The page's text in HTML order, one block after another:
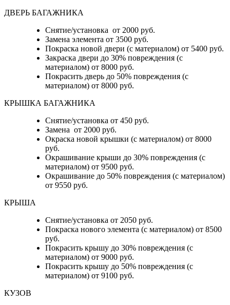
ДВЕРЬ БАГАЖНИКА
Снятие/установка от 2000 руб.
Замена элемента от 3500 руб.
Покраска новой двери (с материалом) от 5400 руб.
Закраска двери до 30% повреждения (с
материалом) от 8000 руб.
Покрасить дверь до 50% повреждения (с
материалом) от 8000 руб.
КРЫШКА БАГАЖНИКА
Снятие/установка от 450 руб.
Замена от 2000 руб.
Окраска новой крышки (с материалом) от 8000
руб.
Окрашивание крыши до 30% повреждения (с
материалом) от 9500 руб.
Окрашивание до 50% повреждения (с материалом)
от 9550 руб.
КРЫША
Снятие/установка от 2050 руб.
Покраска нового элемента (с материалом) от 8500
руб.
Покрасить крышу до 30% повреждения (с
материалом) от 9000 руб.
Покрасить крышу до 50% повреждения (с
материалом) от 9100 руб.
КУЗОВ